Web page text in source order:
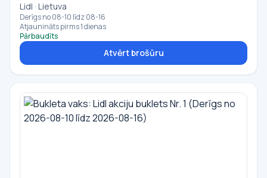
Lidl · Lietuva
Derīgs no 08-10 līdz 08-16
Atjaunināts pirms 1 dienas
Pārbaudīts
Atvērt brošūru